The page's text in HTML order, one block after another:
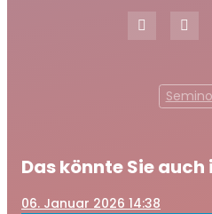
Das könnte Sie
06. Januar 2026 14:38